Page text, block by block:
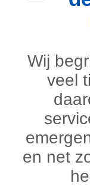
Wij
veel
en net